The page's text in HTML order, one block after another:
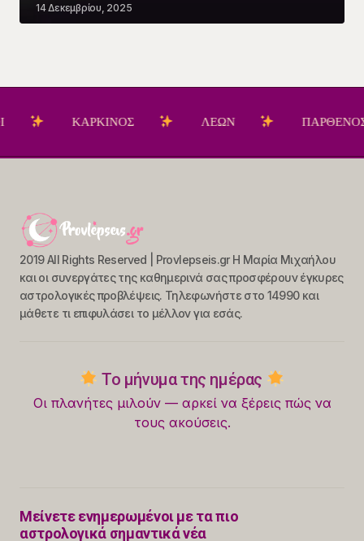
14 Δεκεμβρίου, 2025
ΚΑΡΚΙΝΟΣ ΛΕΩΝ ΠΑΡΘΕΝΟΣ
2019 All Rights Reserved | Provlepseis.gr Η Μαρία Μιχαήλου
και οι συνεργάτες της καθημερινά σας προσφέρουν έγκυρες
αστρολογικές προβλέψεις. Τηλεφωνήστε στο 14990 και
μάθετε τι επιφυλάσει το μέλλον για εσάς.
Το μήνυμα της ημέρας
Οι πλανήτες μιλούν — αρκεί να ξέρεις πώς να
τους ακούσεις.
Μείνετε ενημερωμένοι με τα πιο
αστρολογικά σημαντικά νέα